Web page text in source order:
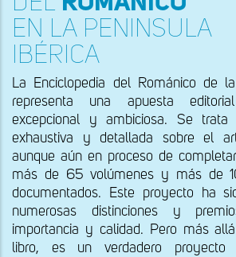
EN LA PENINSULA
IBÉRICA
La Enciclopedia del Románico de
representa una apuesta editorial
excepcional y ambiciosa. Se
exhaustiva y detallada sobre el
aunque aún en proceso de
más de 65 volúmenes y más de
documentados. Este proyecto ha
numerosas distinciones y
importancia y calidad. Pero más
libro, es un verdadero